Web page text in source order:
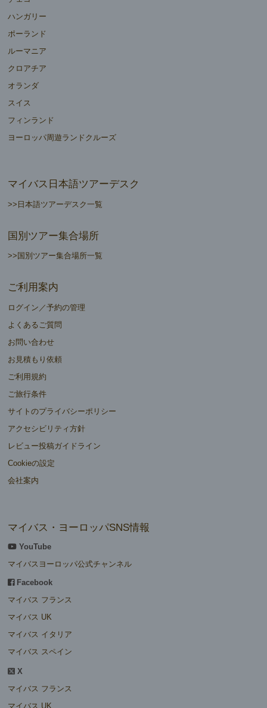
ハンガリー
ポーランド
ルーマニア
クロアチア
オランダ
スイス
フィンランド
ヨーロッパ周遊ランドクルーズ
マイバス日本語ツアーデスク
>>日本語ツアーデスク一覧
国別ツアー集合場所
>>国別ツアー集合場所一覧
ご利用案内
ログイン／予約の管理
よくあるご質問
お問い合わせ
お見積もり依頼
ご利用規約
ご旅行条件
サイトのプライバシーポリシー
アクセシビリティ方針
レビュー投稿ガイドライン
Cookieの設定
会社案内
マイバス・ヨーロッパSNS情報
YouTube
マイバスヨーロッパ公式チャンネル
Facebook
マイバス フランス
マイバス UK
マイバス イタリア
マイバス スペイン
X
マイバス フランス
マイバス UK